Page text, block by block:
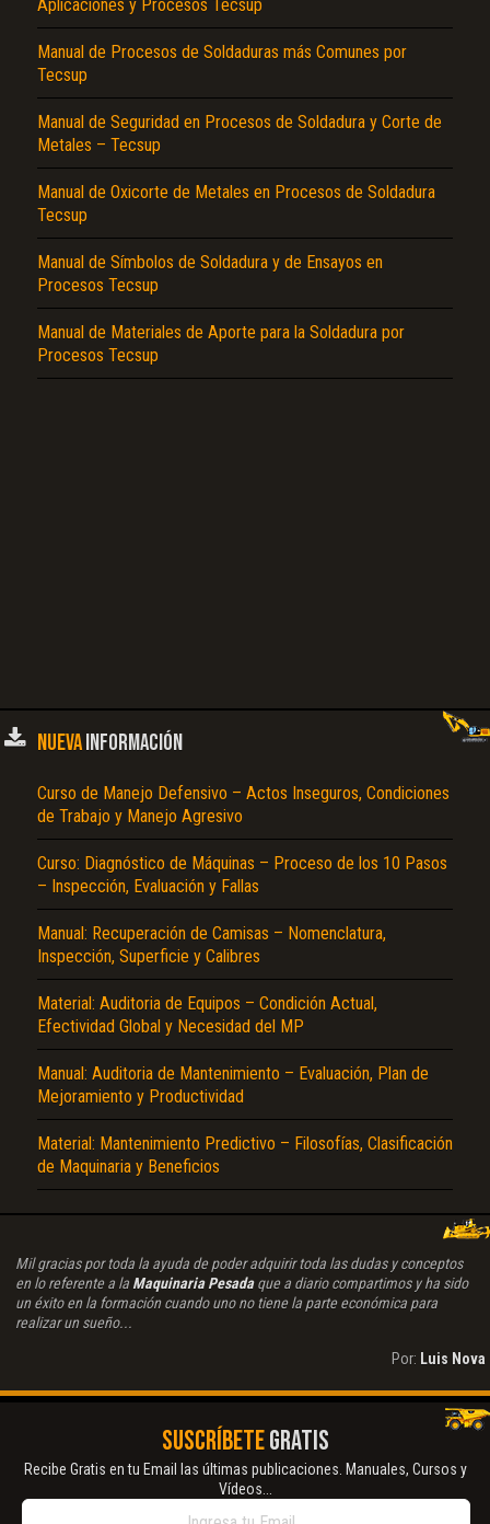
Aplicaciones y Procesos Tecsup
Manual de Procesos de Soldaduras más Comunes por
Tecsup
Manual de Seguridad en Procesos de Soldadura y Corte de
Metales – Tecsup
Manual de Oxicorte de Metales en Procesos de Soldadura
Tecsup
Manual de Símbolos de Soldadura y de Ensayos en
Procesos Tecsup
Manual de Materiales de Aporte para la Soldadura por
Procesos Tecsup
NUEVAINFORMACIÓN
Curso de Manejo Defensivo – Actos Inseguros, Condiciones
de Trabajo y Manejo Agresivo
Curso: Diagnóstico de Máquinas – Proceso de los 10 Pasos
– Inspección, Evaluación y Fallas
Manual: Recuperación de Camisas – Nomenclatura,
Inspección, Superficie y Calibres
Material: Auditoria de Equipos – Condición Actual,
Efectividad Global y Necesidad del MP
Manual: Auditoria de Mantenimiento – Evaluación, Plan de
Mejoramiento y Productividad
Material: Mantenimiento Predictivo – Filosofías, Clasificación
de Maquinaria y Beneficios
Mil gracias por toda la ayuda de poder adquirir toda las dudas y conceptos
en lo referente a la Maquinaria Pesadaque a diario compartimos y ha sido
un éxito en la formación cuando uno no tiene la parte económica para
realizar un sueño...
Por: Luis Nova
SUSCRÍBETEGRATIS
Recibe Gratis en tu Email las últimas publicaciones. Manuales, Cursos y
Vídeos...
El Título es incorrecto según el contenido.
Texto o Imagen de portada son erróneos.
No carga o no se visualiza el contenido.